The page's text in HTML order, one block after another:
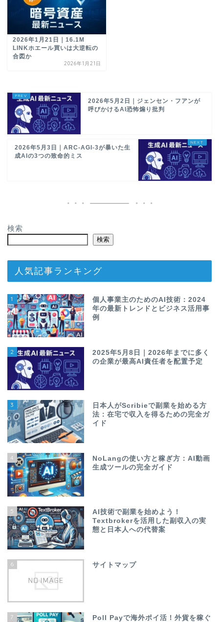
2026年1月21日｜16.1M
LINKホエール買いは大逆転の
合図か
2026年1月21日
2026年5月2日｜ジェンセン・フアンが
呼びかけるAI恐怖煽り批判
2026年5月3日｜ARC-AGI-3が暴いた生
成AIの3つの致命的ミス
検索
検索
人気記事ランキング
1
個人事業主のためのAI技術：2024
年の最新トレンドとビジネス活用事
例
2
2025年5月8日｜2026年までに多く
の企業が最高AI責任者を配置予定
3
日本人がScribieで副業を始める方
法：在宅で収入を得るための完全ガ
イド
4
NoLangの使い方と稼ぎ方：AI動画
生成ツールの完全ガイド
5
AI技術で副業を始めよう！
Textbrokerを活用した副収入の実
態と日本人への代替案
6 サイトマップ
7
Poll Payで海外ポイ活！外貨を稼ぐ